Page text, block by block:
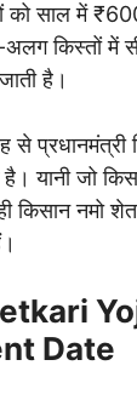
को साल में
अलग किस्तों में
है।
से प्रधानमंत्री
यानी जो
किसान नमो
Date